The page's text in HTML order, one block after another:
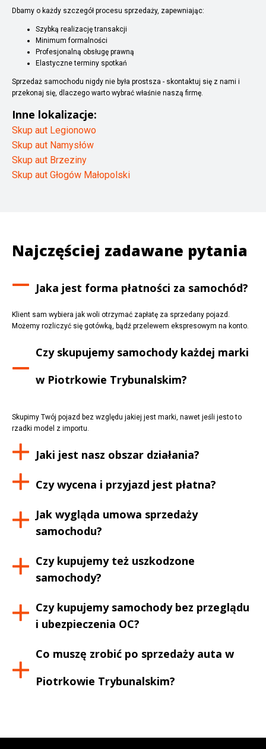
Dbamy o każdy szczegół procesu sprzedaży, zapewniając:
Szybką realizację transakcji
Minimum formalności
Profesjonalną obsługę prawną
Elastyczne terminy spotkań
Sprzedaż samochodu nigdy nie była prostsza - skontaktuj się z nami i
przekonaj się, dlaczego warto wybrać właśnie naszą firmę.
Inne lokalizacje:
Skup aut Legionowo
Skup aut Namysłów
Skup aut Brzeziny
Skup aut Głogów Małopolski
Najczęściej zadawane pytania
Jaka jest forma płatności za samochód?
Klient sam wybiera jak woli otrzymać zapłatę za sprzedany pojazd.
Możemy rozliczyć się gotówką, bądź przelewem ekspresowym na konto.
Czy skupujemy samochody każdej marki
w Piotrkowie Trybunalskim?
Skupimy Twój pojazd bez względu jakiej jest marki, nawet jeśli jesto to
rzadki model z importu.
Jaki jest nasz obszar działania?
Czy wycena i przyjazd jest płatna?
Jak wygląda umowa sprzedaży
samochodu?
Czy kupujemy też uszkodzone
samochody?
Czy kupujemy samochody bez przeglądu
i ubezpieczenia OC?
Co muszę zrobić po sprzedaży auta w
Piotrkowie Trybunalskim?